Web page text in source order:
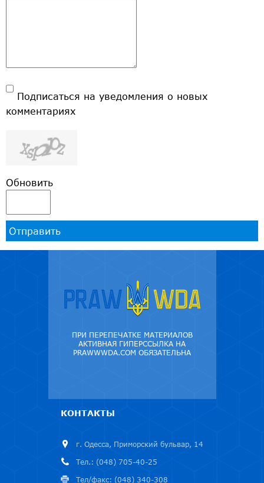
Подписаться на уведомления о новых
комментариях
Обновить
Отправить
ПРИ ПЕРЕПЕЧАТКЕ МАТЕРИАЛОВ
АКТИВНАЯ ГИПЕРССЫЛКА НА
PRAWWWDA.COM ОБЯЗАТЕЛЬНА
КОНТАКТЫ
г. Одесса, Приморский бульвар, 14
Тел.: (048) 705-40-25
Тел/факс: (048) 340-308